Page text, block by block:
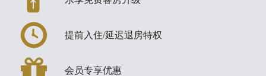
提前入住/延迟退房特权
会员专享优惠